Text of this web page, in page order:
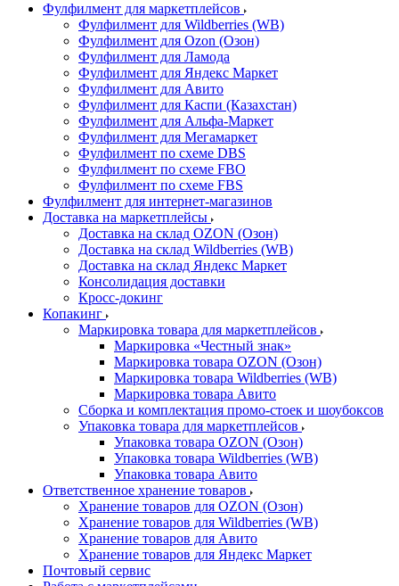
Фулфилмент для маркетплейсов
Фулфилмент для Wildberries (WB)
Фулфилмент для Ozon (Озон)
Фулфилмент для Ламода
Фулфилмент для Яндекс Маркет
Фулфилмент для Авито
Фулфилмент для Каспи (Казахстан)
Фулфилмент для Альфа-Маркет
Фулфилмент для Мегамаркет
Фулфилмент по схеме DBS
Фулфилмент по схеме FBO
Фулфилмент по схеме FBS
Фулфилмент для интернет-магазинов
Доставка на маркетплейсы
Доставка на склад OZON (Озон)
Доставка на склад Wildberries (WB)
Доставка на склад Яндекс Маркет
Консолидация доставки
Кросс-докинг
Копакинг
Маркировка товара для маркетплейсов
Маркировка «Честный знак»
Маркировка товара OZON (Озон)
Маркировка товара Wildberries (WB)
Маркировка товара Авито
Сборка и комплектация промо-стоек и шоубоксов
Упаковка товара для маркетплейсов
Упаковка товара OZON (Озон)
Упаковка товара Wildberries (WB)
Упаковка товара Авито
Ответственное хранение товаров
Хранение товаров для OZON (Озон)
Хранение товаров для Wildberries (WB)
Хранение товаров для Авито
Хранение товаров для Яндекс Маркет
Почтовый сервис